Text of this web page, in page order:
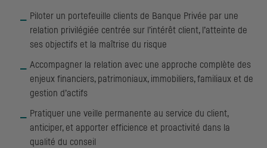
Piloter un portefeuille clients de Banque Privée par une
relation privilégiée centrée sur l’intérêt client, l’atteinte de
ses objectifs et la maîtrise du risque
Accompagner la relation avec une approche complète des
enjeux financiers, patrimoniaux, immobiliers, familiaux et de
gestion d’actifs
Pratiquer une veille permanente au service du client,
anticiper, et apporter efficience et proactivité dans la
qualité du conseil